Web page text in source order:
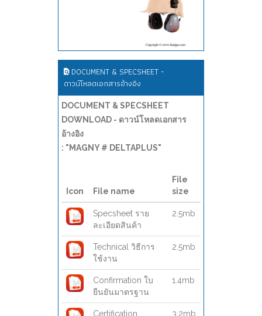
DOCUMENT & SPECSHEET -
ดาวน์โหลดเอกสารอ้างอิง
DOCUMENT & SPECSHEET
DOWNLOAD - ดาวน์โหลดเอกสาร
อ้างอิง
: "MAGNY # DELTAPLUS"
Icon File name
File
size
Specsheet ราย
ละเอียดสินค้า
2.5mb
Technical วิธีการ
ใช้งาน
2.5mb
Confirmation ใบ
ยืนยันมาตรฐาน
1.4mb
Certification 3.2mb